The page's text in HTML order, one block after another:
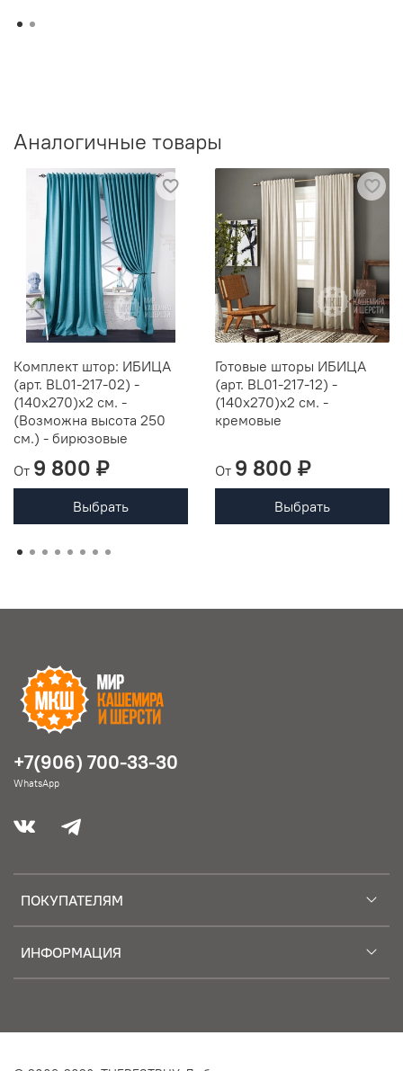
Аналогичные товары
Комплект штор: ИБИЦА
(арт. BL01-217-02) -
(140х270)х2 см. -
(Возможна высота 250
см.) - бирюзовые
От 9 800 ₽
Выбрать
Готовые шторы ИБИЦА
(арт. BL01-217-12) -
(140х270)х2 см. -
кремовые
От 9 800 ₽
Выбрать
ПОКУПАТЕЛЯМ
ИНФОРМАЦИЯ
+7(906) 700-33-30
WhatsApp